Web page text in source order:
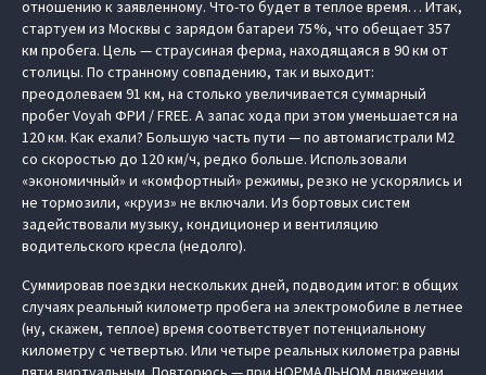
отношению к заявленному. Что-то будет в теплое время… Итак,
стартуем из Москвы с зарядом батареи 75 %, что обещает 357
км пробега. Цель — страусиная ферма, находящаяся в 90 км от
столицы. По странному совпадению, так и выходит:
преодолеваем 91 км, на столько увеличивается суммарный
пробег Voyah ФРИ / FREE. А запас хода при этом уменьшается на
120 км. Как ехали? Большую часть пути — по автомагистрали М2
со скоростью до 120 км/ч, редко больше. Использовали
«экономичный» и «комфортный» режимы, резко не ускорялись и
не тормозили, «круиз» не включали. Из бортовых систем
задействовали музыку, кондиционер и вентиляцию
водительского кресла (недолго).
Суммировав поездки нескольких дней, подводим итог: в общих
случаях реальный километр пробега на электромобиле в летнее
(ну, скажем, теплое) время соответствует потенциальному
километру с четвертью. Или четыре реальных километра равны